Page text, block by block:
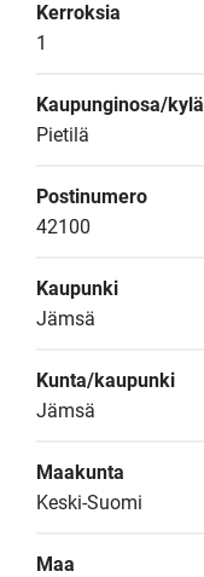
Kerroksia
1
Kaupunginosa/kylä
Pietilä
Postinumero
42100
Kaupunki
Jämsä
Kunta/kaupunki
Jämsä
Maakunta
Keski-Suomi
Maa